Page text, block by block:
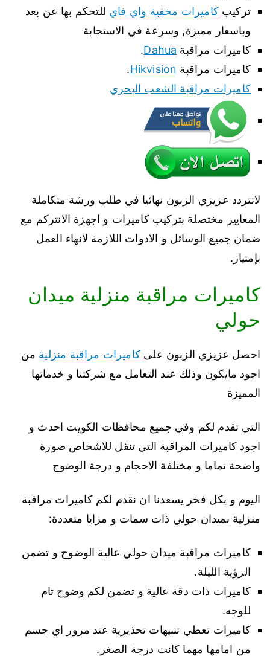
تركيبكاميرات مخفية واي فاي للتحكم بها عن بعد
وباسعار مميزة, وسرعة في الاستجابة
كاميرات مراقبة Dahua
.
كاميرات مراقبة Hikvision
.
كاميرات مراقبة الشعب البحري
لاتتردد عزيزي الزبون نهائيا في طلب ورشة متكاملة
المعايير مختصلة بتركيب كاميرات و اجهزة الانتركم مع
ضمان جميع الوسائل و الادوات اللازمة لانهاء العمل
بإمتياز.
كاميرات مراقبة منزلية ميدان
حولي
احصل عزيزي الزبون على كاميرات مراقبة منزلية من
اجود مايكون وذلك عند التعامل مع شركتنا و خدماتها
المميزة
التي تقدم لكم وفي جميع محافظات الكويت احدث و
اجود كاميرات المراقبة التي تنقل للاشخاص صورة
واضحة تماما و مختلفة الاحجام و درجة الوضوح
اليوم و بكل فخر يسعدنا ان نقدم لكم كاميرات مراقبة
منزلية بميدان حولي ذات سمات و مزايا متعددة:
كاميرات مراقبة ميدان حولي عالية الوضوح و تضمن
الرؤية الليلة.
كاميرات ذات دقة عالية و تضمن لكم وضوح تام
للوجه.
كاميرات تعطي تنبيهات تحذيرية عند مرور اي جسم
من امامها مهما كانت درجة الصغر.